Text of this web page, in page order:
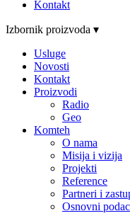
Kontakt
Izbornik proizvoda ▾
Usluge
Novosti
Kontakt
Proizvodi
Radio
Geo
Komteh
O nama
Misija i vizija
Projekti
Reference
Partneri i
Osnovni